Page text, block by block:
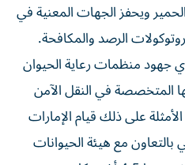
ويحفز الجهات المعنية في
الرصد والمكافحة.
جهود منظمات رعاية الحيوان
المتخصصة في النقل الآمن
على ذلك قيام الإمارات
مع هيئة الحيوانات